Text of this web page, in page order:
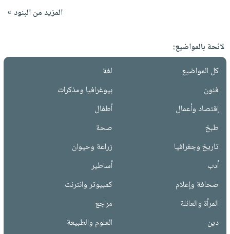
المزيد من البنود »
لائحة بالمواضيع:
كل المواضيع
لغة
فنون
بيوغرافيا ومذكرات
إقتصاد وأعمال
أطفال
طبخ
صحة
تاريخ وجغرافيا
زراعة وحيوان
أدب
أساطير
صحافة وإعلام
كمبيوتر وانترنت
المرأة والعائلة
مراجع
دين
العلوم والطبيعة